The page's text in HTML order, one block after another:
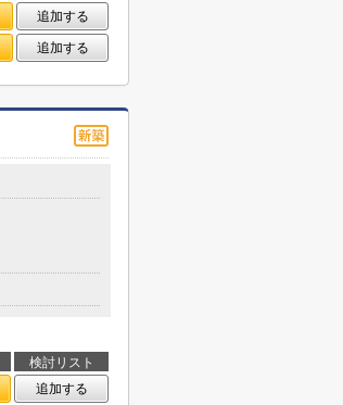
追加する
追加する
検討リスト
追加する